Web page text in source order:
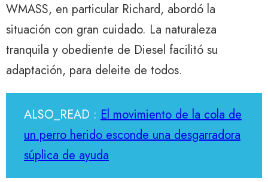
WMASS, en particular Richard, abordó la
situación con gran cuidado. La naturaleza
tranquila y obediente de Diesel facilitó su
adaptación, para deleite de todos.
ALSO_READ : El movimiento de la cola de
un perro herido esconde una desgarradora
súplica de ayuda